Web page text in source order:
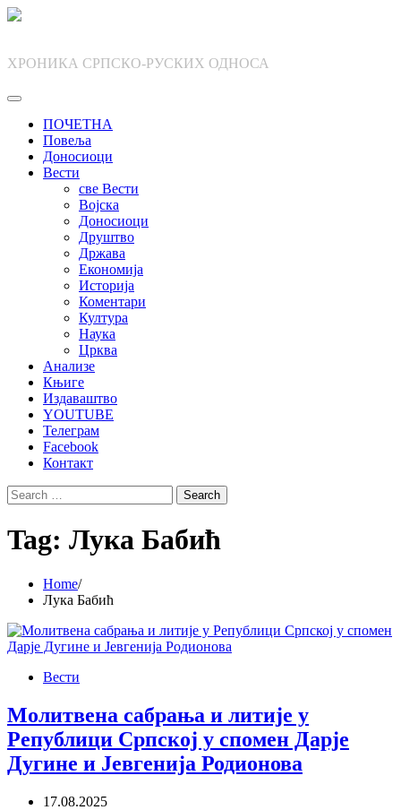
Skip
ХРОНИКА СРПСКО-РУСКИХ ОДНОСА
ПОЧЕТНА
Повеља
Доносиоци
Вести
све Вести
Војска
Доносиоци
Друштво
Држава
Економија
Историја
Коментари
Култура
Наука
Црква
Анализе
Књиге
Издаваштво
YOUTUBE
Телеграм
Facebook
Контакт
Search
for:
Tag: Лука Бабић
Home
Лука Бабић
Вести
Молитвена сабрања и литије у
Републици Српској у спомен Дарје
Дугине и Јевгенија Родионова
17.08.2025